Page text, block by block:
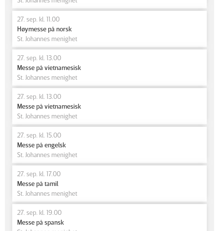
27. sep. kl. 11.00
Høymesse på norsk
St. Johannes menighet
27. sep. kl. 13.00
Messe på vietnamesisk
St. Johannes menighet
27. sep. kl. 13.00
Messe på vietnamesisk
St. Johannes menighet
27. sep. kl. 15.00
Messe på engelsk
St. Johannes menighet
27. sep. kl. 17.00
Messe på tamil
St. Johannes menighet
27. sep. kl. 19.00
Messe på spansk